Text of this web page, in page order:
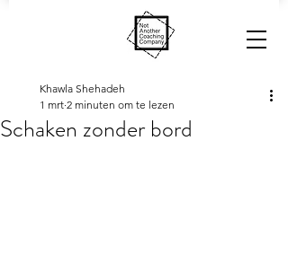
Schaken zonder bord
Khawla Shehadeh
1 mrt 2 minuten om te lezen